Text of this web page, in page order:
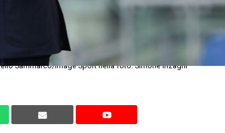
Sammarco/Image Sport nella foto: Simone Inzaghi